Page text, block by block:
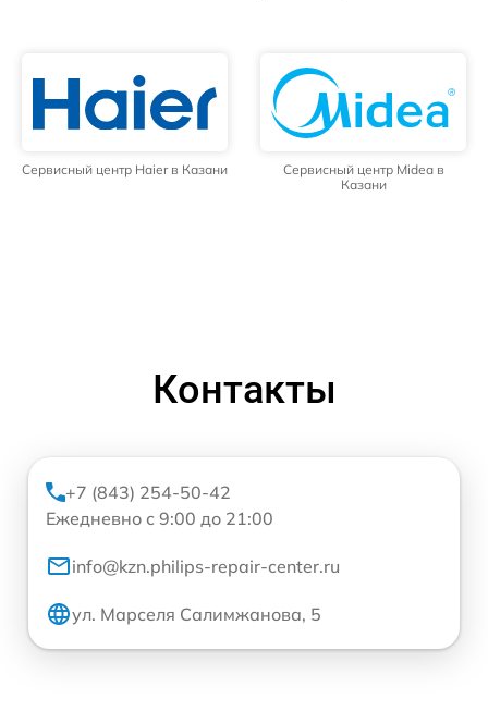
Сервисный центр Haier в Казани
Сервисный центр Midea в
Казани
Контакты
+7 (843) 254-50-42
Ежедневно с 9:00 до 21:00
info@kzn.philips-repair-center.ru
ул. Марселя Салимжанова, 5